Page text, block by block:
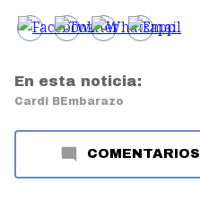
En esta noticia:
Cardi B Embarazo
COMENTARIOS